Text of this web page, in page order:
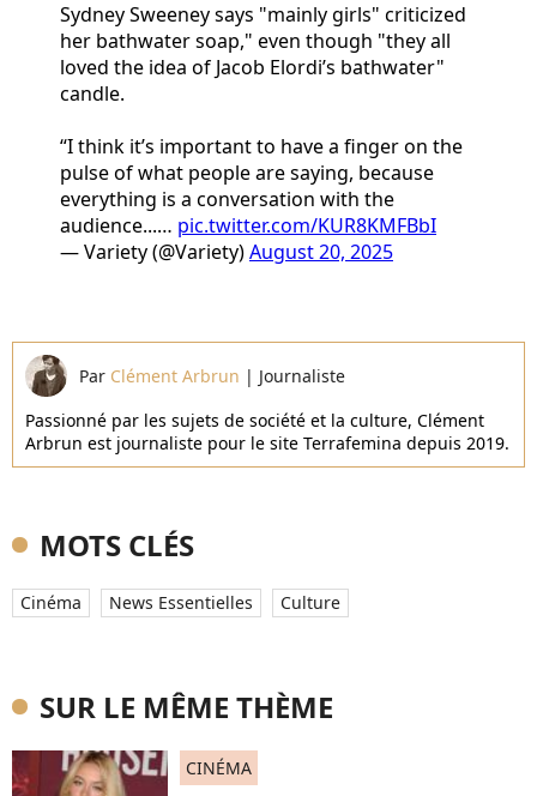
Sydney Sweeney says "mainly girls" criticized
her bathwater soap," even though "they all
loved the idea of Jacob Elordi’s bathwater"
candle.
“I think it’s important to have a finger on the
pulse of what people are saying, because
everything is a conversation with the
audience...… pic.twitter.com/KUR8KMFBbI
— Variety (@Variety)August 20, 2025
Par Clément Arbrun | Journaliste
Passionné par les sujets de société et la culture, Clément
Arbrun est journaliste pour le site Terrafemina depuis 2019.
MOTS CLÉS
Cinéma News Essentielles Culture
SUR LE MÊME THÈME
CINÉMA